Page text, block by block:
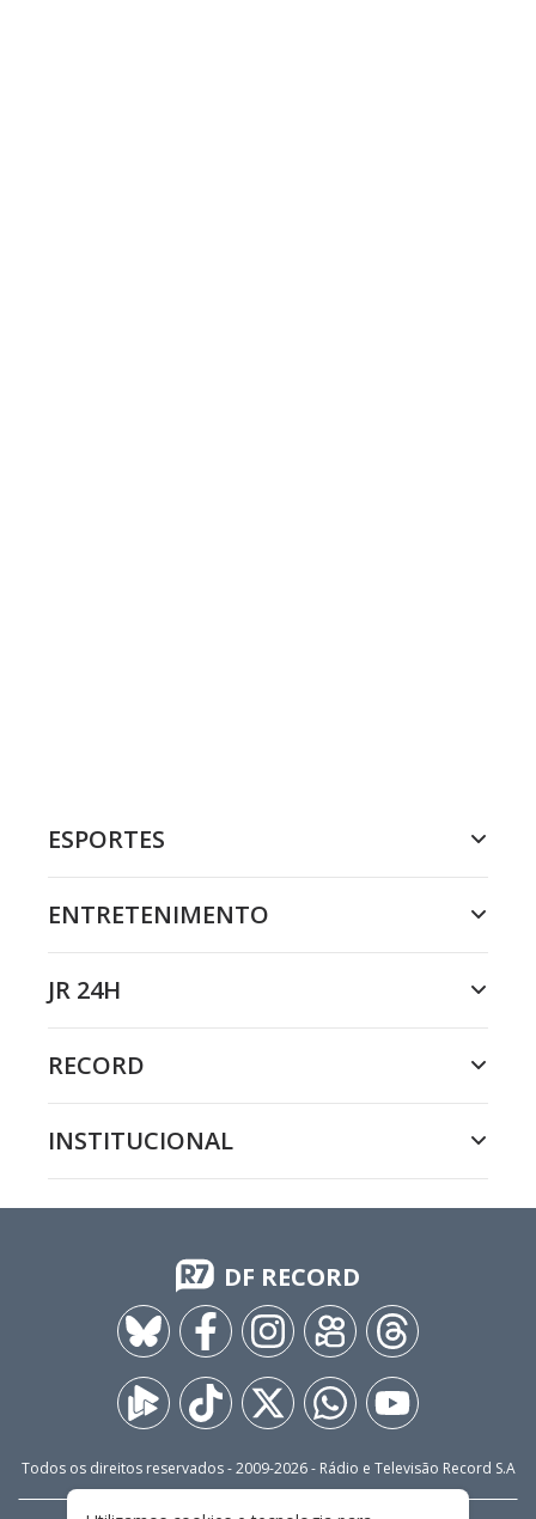
ESPORTES
ENTRETENIMENTO
JR 24H
RECORD
INSTITUCIONAL
DF RECORD
Todos os direitos reservados - 2009-2026- Rádio e Televisão Record S.A